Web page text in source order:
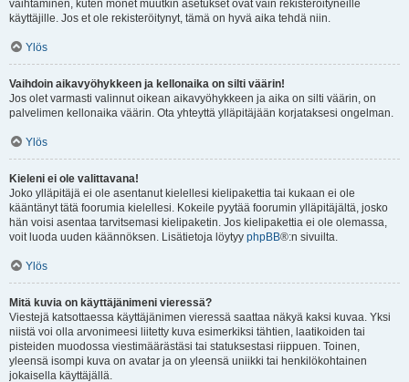
vaihtaminen, kuten monet muutkin asetukset ovat vain rekisteröityneille
käyttäjille. Jos et ole rekisteröitynyt, tämä on hyvä aika tehdä niin.
Ylös
Vaihdoin aikavyöhykkeen ja kellonaika on silti väärin!
Jos olet varmasti valinnut oikean aikavyöhykkeen ja aika on silti väärin, on
palvelimen kellonaika väärin. Ota yhteyttä ylläpitäjään korjataksesi ongelman.
Ylös
Kieleni ei ole valittavana!
Joko ylläpitäjä ei ole asentanut kielellesi kielipakettia tai kukaan ei ole
kääntänyt tätä foorumia kielellesi. Kokeile pyytää foorumin ylläpitäjältä, josko
hän voisi asentaa tarvitsemasi kielipaketin. Jos kielipakettia ei ole olemassa,
voit luoda uuden käännöksen. Lisätietoja löytyy phpBB®:n sivuilta.
Ylös
Mitä kuvia on käyttäjänimeni vieressä?
Viestejä katsottaessa käyttäjänimen vieressä saattaa näkyä kaksi kuvaa. Yksi
niistä voi olla arvonimeesi liitetty kuva esimerkiksi tähtien, laatikoiden tai
pisteiden muodossa viestimäärästäsi tai statuksestasi riippuen. Toinen,
yleensä isompi kuva on avatar ja on yleensä uniikki tai henkilökohtainen
jokaisella käyttäjällä.